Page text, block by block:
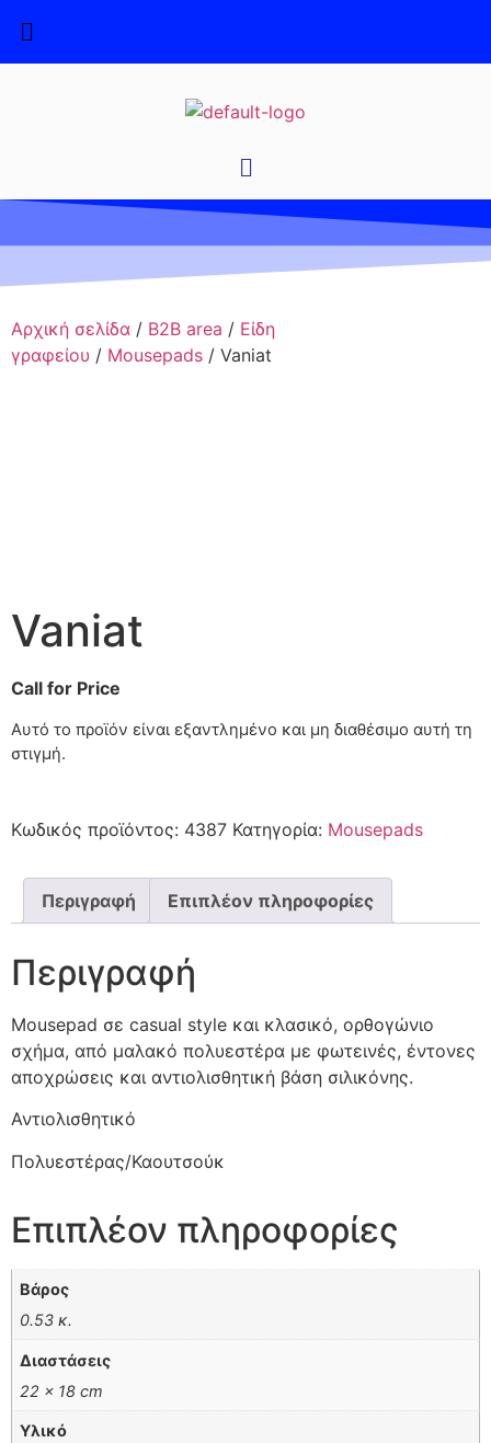
Αρχική σελίδα / B2B area / Είδη
γραφείου / Mousepads / Vaniat
Vaniat
Call for Price
Αυτό το προϊόν είναι εξαντλημένο και μη διαθέσιμο αυτή τη
στιγμή.
Κωδικός προϊόντος: 4387 Κατηγορία: Mousepads
Περιγραφή Επιπλέον πληροφορίες
Περιγραφή
Mousepad σε casual style και κλασικό, ορθογώνιο
σχήμα, από μαλακό πολυεστέρα με φωτεινές, έντονες
αποχρώσεις και αντιολισθητική βάση σιλικόνης.
Αντιολισθητικό
Πολυεστέρας/Καουτσούκ
Επιπλέον πληροφορίες
Βάρος
0.53 κ.
Διαστάσεις
22 × 18 cm
Υλικό